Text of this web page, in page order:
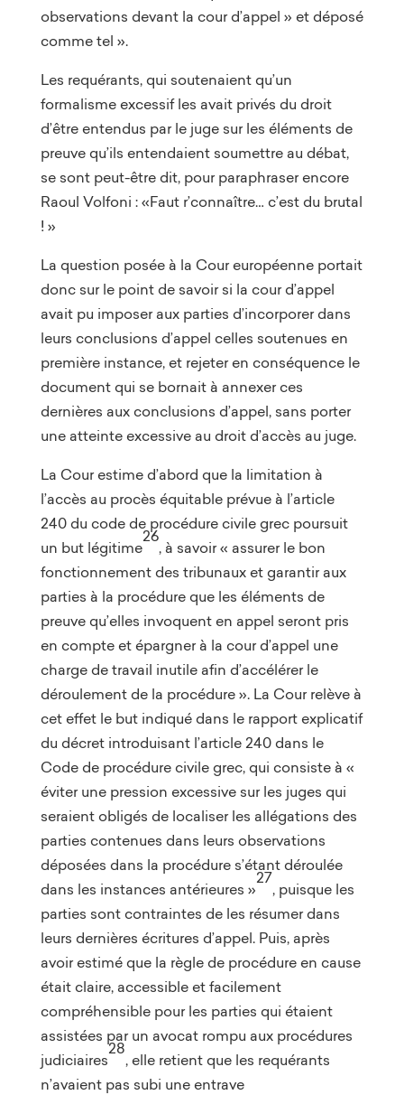
observations devant la cour d’appel » et déposé
comme tel ».
Les requérants, qui soutenaient qu’un
formalisme excessif les avait privés du droit
d’être entendus par le juge sur les éléments de
preuve qu’ils entendaient soumettre au débat,
se sont peut-être dit, pour paraphraser encore
Raoul Volfoni : «Faut r’connaître… c’est du brutal
! »
La question posée à la Cour européenne portait
donc sur le point de savoir si la cour d’appel
avait pu imposer aux parties d’incorporer dans
leurs conclusions d’appel celles soutenues en
première instance, et rejeter en conséquence le
document qui se bornait à annexer ces
dernières aux conclusions d’appel, sans porter
une atteinte excessive au droit d’accès au juge.
La Cour estime d’abord que la limitation à
l’accès au procès équitable prévue à l’article
240 du code de procédure civile grec poursuit
un but légitime
26
, à savoir « assurer le bon
fonctionnement des tribunaux et garantir aux
parties à la procédure que les éléments de
preuve qu’elles invoquent en appel seront pris
en compte et épargner à la cour d’appel une
charge de travail inutile afin d’accélérer le
déroulement de la procédure ». La Cour relève à
cet effet le but indiqué dans le rapport explicatif
du décret introduisant l’article 240 dans le
Code de procédure civile grec, qui consiste à «
éviter une pression excessive sur les juges qui
seraient obligés de localiser les allégations des
parties contenues dans leurs observations
déposées dans la procédure s’étant déroulée
dans les instances antérieures »
27
, puisque les
parties sont contraintes de les résumer dans
leurs dernières écritures d’appel. Puis, après
avoir estimé que la règle de procédure en cause
était claire, accessible et facilement
compréhensible pour les parties qui étaient
assistées par un avocat rompu aux procédures
judiciaires
28
, elle retient que les requérants
n’avaient pas subi une entrave